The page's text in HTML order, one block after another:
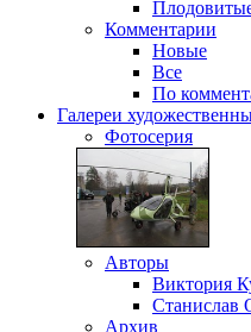
Комментарии
Новые
Все
По
Галереи
Фотосерия
Авторы
Виктория
Станислав
Архив